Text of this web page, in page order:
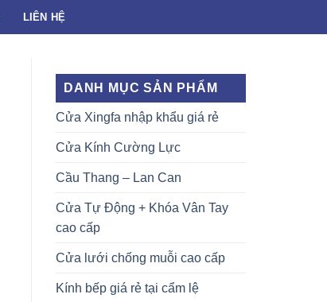
LIÊN HỆ
DANH MỤC SẢN PHẨM
Cửa Xingfa nhập khẩu giá rẻ
Cửa Kính Cường Lực
Cầu Thang – Lan Can
Cửa Tự Động + Khóa Vân Tay
cao cấp
Cửa lưới chống muỗi cao cấp
Kính bếp giá rẻ tại cẩm lệ